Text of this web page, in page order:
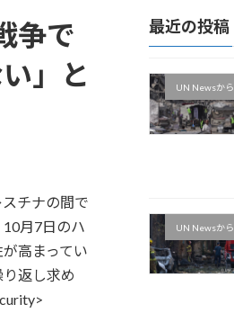
争で
」と
チナの間で
月7日のハ
高まってい
返し求め
最近の投稿
UN Newsから
UN Newsから